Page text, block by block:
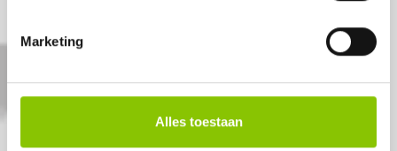
Marketing
Alles toestaan
Artikelnummer: DE7695
€ 259,- € 199,-